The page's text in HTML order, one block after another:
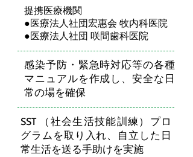
提携医療機関
●医療法人社団宏惠会 牧内科医院
​●医療法人社団 咲間歯科医院
感染予防・緊急時対応等の各種
マニュアルを作成し、安全な日
常の場を確保
SST （社会生活技能訓練）プロ
グラムを取り入れ、自立した日
常生活を送る手助けを実施